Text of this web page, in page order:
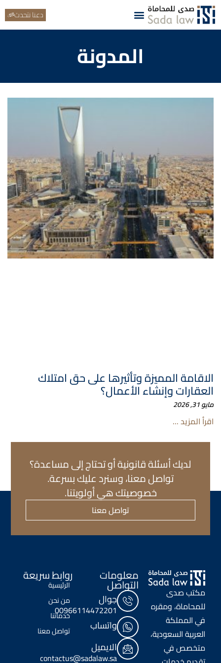
دعنا نتحدث
المدونة
الاقامة المميزة وتأثيرها على حق امتلاك
العقارات وإنشاء الأعمال؟
مايو 31, 2026
اقرأ المزيد ...
لديك أسئلة قانونية أو تحتاج إلى مساعدة؟
تواصل معنا، وسنرد عليك بسرعة.
خصوصيتك هي أولويتنا.
تواصل معنا
مكتب صدى
للمحاماة، ومقره
في المملكة
العربية السعودية،
متخصص في
معلومات
التواصل
جوال
00966114472201
واتساب
الايميل
contactus@sadalaw.sa
روابط سريعة
الرئيسية
من نحن
خدماتنا
تواصل معنا